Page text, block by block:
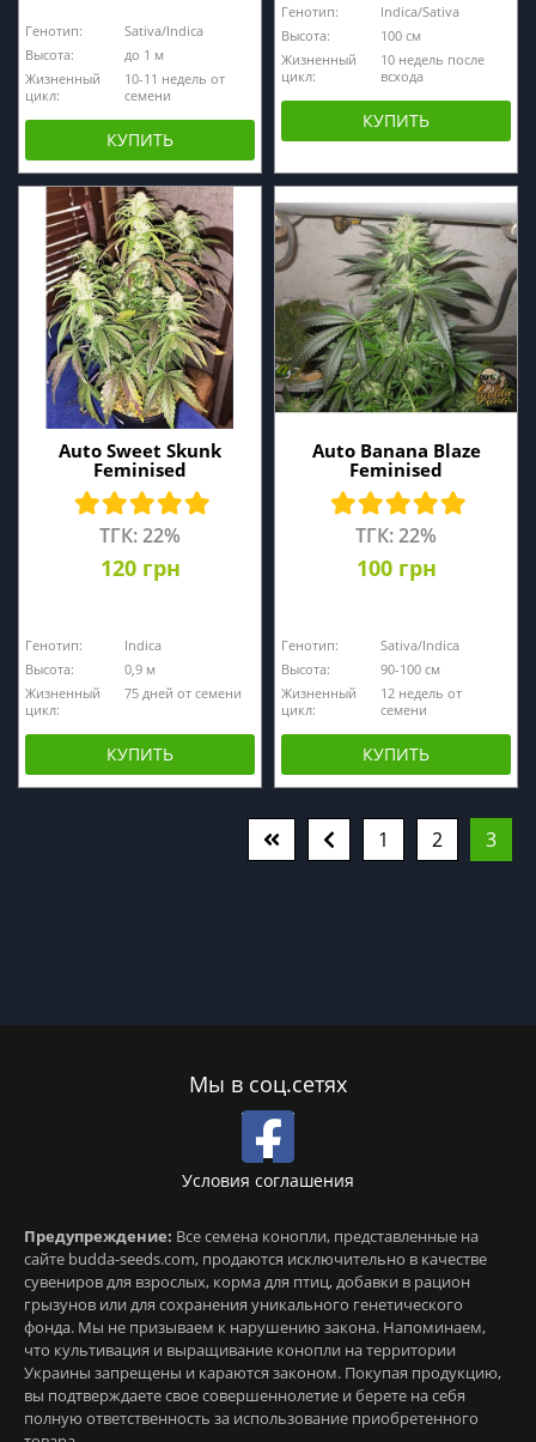
Генотип:
Sativa/Indica
Высота:
до 1 м
Жизненный
цикл:
10-11 недель от
семени
КУПИТЬ
Генотип:
Indica/Sativa
Высота:
100 см
Жизненный
цикл:
10 недель после
всхода
КУПИТЬ
Auto Sweet Skunk
Feminised
ТГК: 22%
120 грн
Генотип:
Indica
Высота:
0,9 м
Жизненный
цикл:
75 дней от семени
КУПИТЬ
Auto Banana Blaze
Feminised
ТГК: 22%
100 грн
Генотип:
Sativa/Indica
Высота:
90-100 см
Жизненный
цикл:
12 недель от
семени
КУПИТЬ
1 2 3
Мы в соц.сетях
Условия соглашения
Предупреждение: Все семена конопли, представленные на
сайте budda-seeds.com, продаются исключительно в качестве
сувениров для взрослых, корма для птиц, добавки в рацион
грызунов или для сохранения уникального генетического
фонда. Мы не призываем к нарушению закона. Напоминаем,
что культивация и выращивание конопли на территории
Украины запрещены и караются законом. Покупая продукцию,
вы подтверждаете свое совершеннолетие и берете на себя
полную ответственность за использование приобретенного